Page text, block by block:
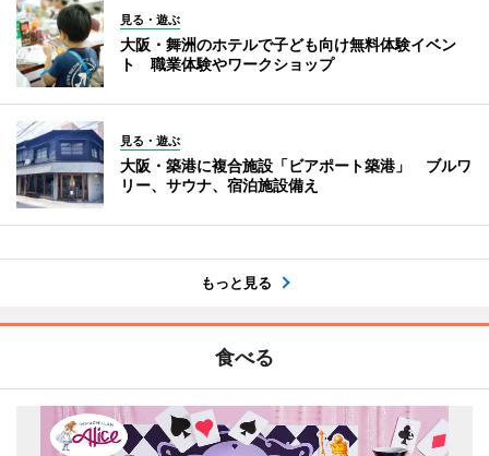
見る・遊ぶ
大阪・舞洲のホテルで子ども向け無料体験イベン
ト 職業体験やワークショップ
見る・遊ぶ
大阪・築港に複合施設「ビアポート築港」 ブルワ
リー、サウナ、宿泊施設備え
もっと見る
食べる